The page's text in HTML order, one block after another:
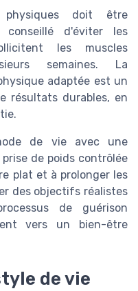
doit être
conseillé d'éviter les
les muscles
semaines. La
adaptée est un
résultats durables, en
de vie avec une
de poids contrôlée
plat et à prolonger les
des objectifs réalistes
de guérison
vers un bien-être
de vie